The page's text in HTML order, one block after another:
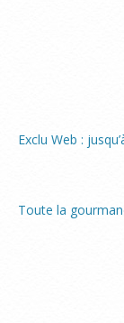
Exclu Web :
Toute la